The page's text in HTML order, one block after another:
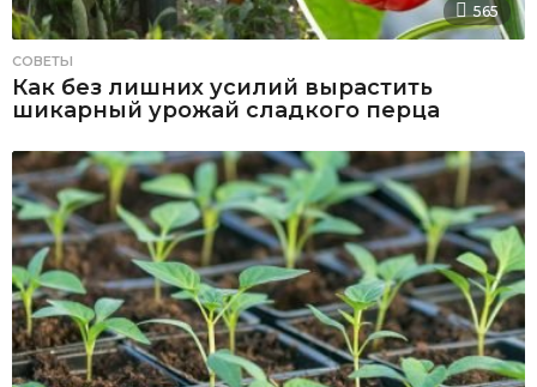
565
СОВЕТЫ
Как без лишних усилий вырастить
шикарный урожай сладкого перца